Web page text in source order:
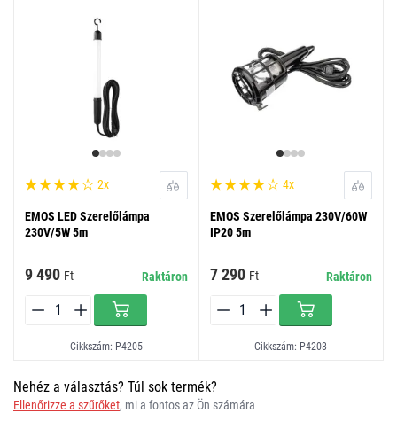
2x
EMOS LED Szerelőlámpa
230V/5W 5m
9 490 Ft Raktáron
Cikkszám: P4205
4x
EMOS Szerelőlámpa 230V/60W
IP20 5m
7 290 Ft Raktáron
Cikkszám: P4203
Nehéz a választás? Túl sok termék?
Ellenőrizze a szűrőket, mi a fontos az Ön számára